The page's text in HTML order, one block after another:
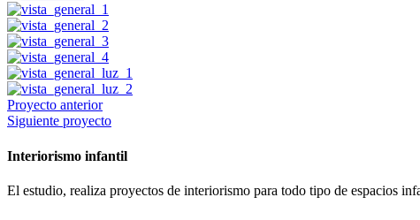
Proyecto anterior
Siguiente proyecto
Interiorismo infantil
El estudio, realiza proyectos de interiorismo para todo tipo de espacios